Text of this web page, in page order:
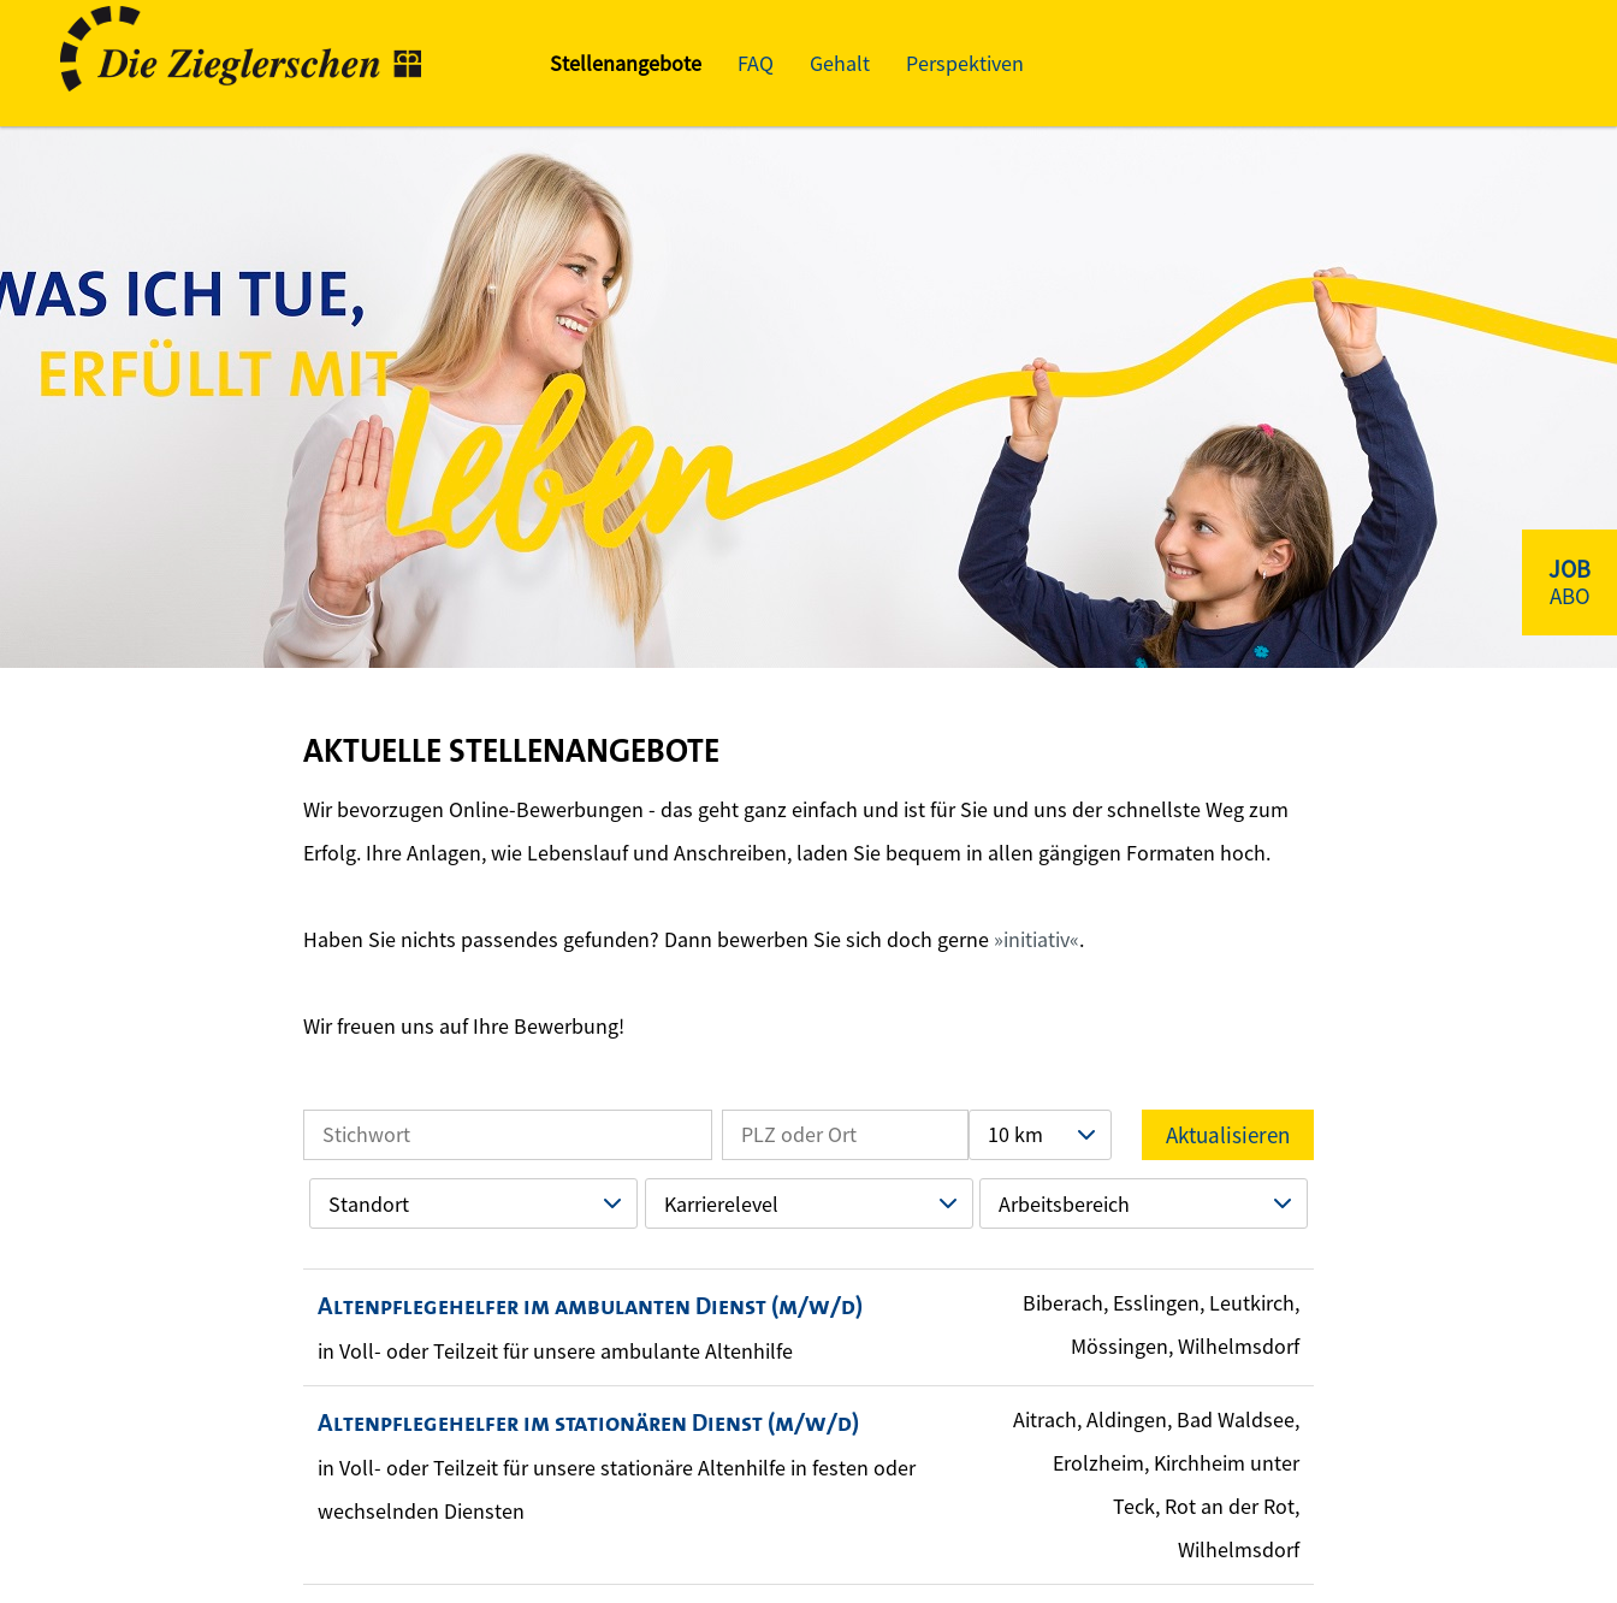
Stellenangebote FAQ Gehalt Perspektiven
AKTUELLE STELLENANGEBOTE
Wir bevorzugen Online-Bewerbungen - das geht ganz einfach und ist für Sie und uns der schnellste Weg zum
Erfolg. Ihre Anlagen, wie Lebenslauf und Anschreiben, laden Sie bequem in allen gängigen Formaten hoch.
Haben Sie nichts passendes gefunden? Dann bewerben Sie sich doch gerne initiativ .
Wir freuen uns auf Ihre Bewerbung!
10 km Aktualisieren
Standort Karrierelevel Arbeitsbereich
Altenpflegehelfer im ambulanten Dienst (m/w/d)
in Voll- oder Teilzeit für unsere ambulante Altenhilfe
Biberach, Esslingen, Leutkirch,
Mössingen, Wilhelmsdorf
Altenpflegehelfer im stationären Dienst (m/w/d)
in Voll- oder Teilzeit für unsere stationäre Altenhilfe in festen oder
wechselnden Diensten
Aitrach, Aldingen, Bad Waldsee,
Erolzheim, Kirchheim unter
Teck, Rot an der Rot,
Wilhelmsdorf
JOB
ABO